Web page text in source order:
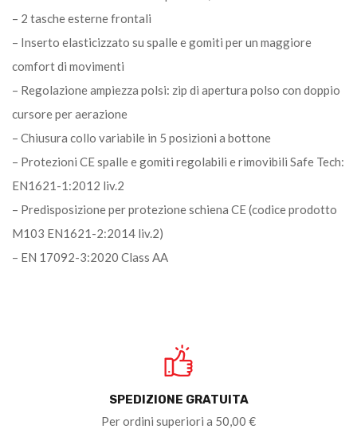
– 2 tasche esterne frontali
– Inserto elasticizzato su spalle e gomiti per un maggiore
comfort di movimenti
– Regolazione ampiezza polsi: zip di apertura polso con doppio
cursore per aerazione
– Chiusura collo variabile in 5 posizioni a bottone
– Protezioni CE spalle e gomiti regolabili e rimovibili Safe Tech:
EN1621-1:2012 liv.2
– Predisposizione per protezione schiena CE (codice prodotto
M103 EN1621-2:2014 liv.2)
– EN 17092-3:2020 Class AA
SPEDIZIONE GRATUITA
Per ordini superiori a 50,00 €